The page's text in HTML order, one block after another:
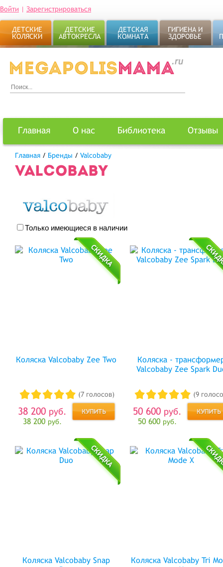
Войти | Зарегистрироваться
ДЕТСКИЕ
КОЛЯСКИ
ДЕТСКИЕ
АВТОКРЕСЛА
ДЕТСКАЯ
КОМНАТА
ГИГИЕНА И
ЗДОРОВЬЕ
Главная О нас Библиотека Отзывы
Главная / Бренды / Valcobaby
VALCOBABY
Только имеющиеся в наличии
Коляска Valcobaby Zee Two
(7 голосов)
38 200 руб.
38 200 руб.
Коляска -
Valcobaby Zee Spark
(9
50 600 руб.
50 600 руб.
Коляска Valcobaby Snap
Коляска Valcobaby Tri